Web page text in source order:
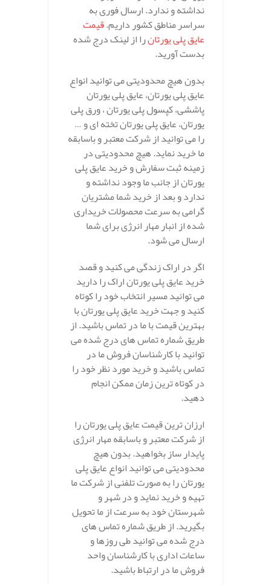
نداشته و ندارد. ارسال فوری به
سراسر مناطق کشور داریم.قیمت
عایق پلی یورتانرا از لینک درج شده
بدست آورید.
بدون هیچ محدودیتی می توانید انواع
عایق پلی یورتان، عایق پلی یورتان
پاششی، کپسول پلی یورتان ، ورق پلی
یورتان، عایق پلی یورتان تخته ای و …
را می توانید از شرکت معتبر و باسابقه
ما خرید نماید. هیچ محدودیتی در
زمینه ثبت سفارش و خرید عایق پلی
یورتان از جانب ما وجود نداشته و
ندارد و بعد از خرید شما مشتریان
گرامی به سرعت محصولات خریداری
شده از انبار مهار انرژی برای شما
ارسال می شود.
اگر در اراک زندگی می کنید و قصد
خرید عایق پلی یورتان اراک را دارید
می توانید مسیر انتخاب خود را کوتاه
کنید و جهت خرید عایق پلی یورتان با
بهترین قیمت با ما در تماس باشید. از
طریق شماره تماس های درج شده می
توانید با کارشناسان فروش ما در
تماس باشید و خرید مورد نظر خود را
در کوتاه ترین زمان ممکن انجام
دهید.
ارزان ترین قیمت عایق پلی یورتان را
از شرکت معتبر و باسابقه مهار انرژی
پایدار ساز بخواهید. بدون هیچ
محدودیتی می توانید انواع عایق پلی
یورتان را به صورت تلفنی از شرکت ما
تهیه و خرید نماید و در شهر و
شهرستان خود به سرعت از ما تحویل
بگیرید. از طریق شماره تماس های
درج شده می توانید طی روزها و
ساعات اداری با کارشناسان واحد
فروش ما در ارتباط باشید.